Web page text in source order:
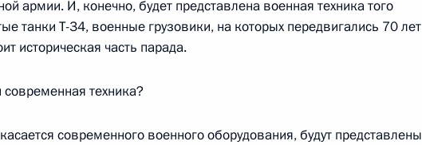
среда
органах
армии. И, конечно, будет представлена военная техника того
танки Т-34, военные грузовики, на которых передвигались 70 лет
историческая часть парада.
современная техника?
современного военного оборудования, будут представлены